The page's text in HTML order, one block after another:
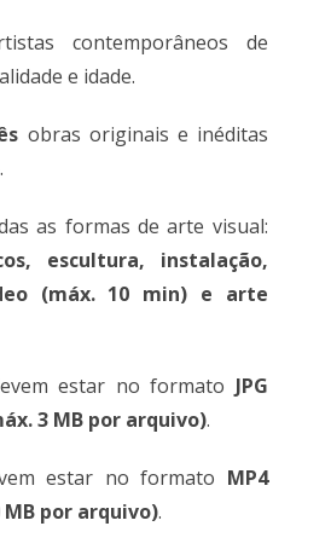
contemporâneos de
e idade.
obras originais e inéditas
as formas de arte visual:
escultura, instalação,
(máx. 10 min) e arte
estar no formato JPG
3 MB por arquivo).
estar no formato MP4
MB por arquivo).